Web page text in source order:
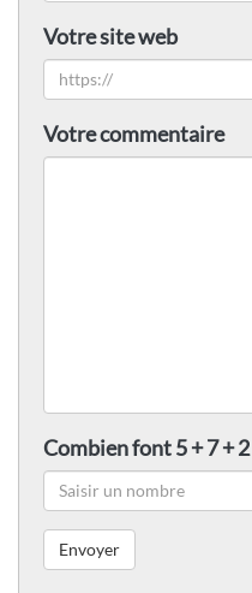
Votre site web
Votre commentaire
Combien font 5 + 7 + 2